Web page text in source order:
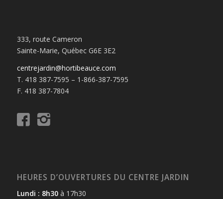
333, route Cameron
Sainte-Marie, Québec G6E 3E2
centrejardin@hortibeauce.com
T. 418 387-7595 – 1-866-387-7595
F. 418 387-7804
HEURES D’OUVERTURES DU CENTRE JARDIN
Lundi : 8h30à 17h30